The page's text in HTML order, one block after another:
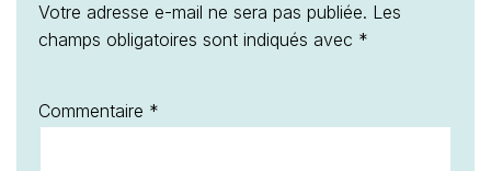
Votre adresse e-mail ne sera pas publiée. Les
champs obligatoires sont indiqués avec *
Commentaire *